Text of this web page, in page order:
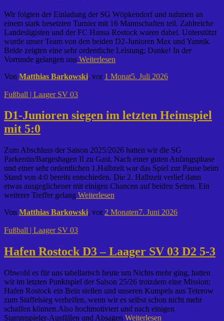
Wir folgten der Einladung der SG Wöpkendorf und nahmen an
einem stark besetzten Turnier mit 16 Mannschaften teil. Zahlreiche
Landesligisten und der FC Hansa Rostock waren dabei. Unterstützt
wurde unser Team von den beiden D2-Junioren Max und Yannik.
Beide zeigten eine sehr ordentliche Leistung; Danke! In der
Vorrunde gelangen uns Weiterlesen
Von Matthias Barkowski, vor 1 Monat5. Juli 2026
Fußball | Laager SV 03
D1-Junioren siegen im letzten Heimspiel
mit 5:0
Zum Abschluss der Saison 2025/2026 hatten wir die SG
Parkentin/Bargeshagen II zu Gast. Nach einer guten Anfangsphase
und einer sehr ordentlichen 1.Halbzeit war das Spiel zur Pause beim
Stand von 4:0 bereits entschieden. Die 2. Halbzeit verlief dann
etwas ausgeglichener mit einigen Chancen auf beiden Seiten. Ein
weiterer Treffer gelang Weiterlesen
Von Matthias Barkowski, vor 2 Monaten7. Juni 2026
Fußball | Laager SV 03
Hafen Rostock D3 – Laager SV 03 D2 5-3
Obwohl es für uns tabellarisch heute um Nichts mehr ging, hatten
wir im letzten Punktspiel der Saison 25/26 trotzdem eine Mission:
Hafen Rostock ein Bein stellen und unseren Kumpels aus Teterow
zum Staffelsieg verhelfen, wenn wir es selbst schon nicht mehr
schaffen können.Also hochmotiviert und nach einigen
Stammspieler-Ausfällen und Absagen Weiterlesen